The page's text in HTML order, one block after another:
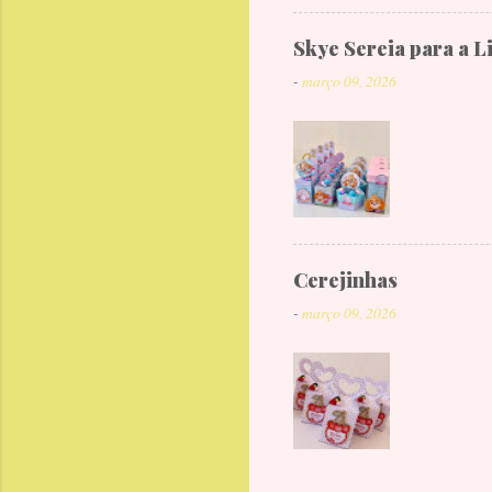
Skye Sereia para a
- março 09, 2026
Cerejinhas
- março 09, 2026